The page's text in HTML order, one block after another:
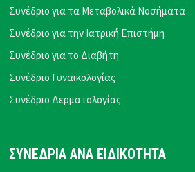
Συνέδριο για τα Μεταβολικά Νοσήματα
Συνέδριο για την Ιατρική Επιστήμη
Συνέδριο για το Διαβήτη
Συνέδριο Γυναικολογίας
Συνέδριο Δερματολογίας
ΣΥΝΕΔΡΙΑ ΑΝΑ ΕΙΔΙΚΟΤΗΤΑ